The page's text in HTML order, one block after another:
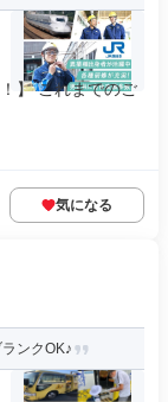
】 これまでのご
気になる
ンクOK♪